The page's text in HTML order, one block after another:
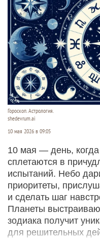
Гороскоп. Астрология.
shedevrum.ai
10 мая 2026 в 09:05
10 мая — день, когда
сплетаются в
испытаний. Небо
приоритеты,
и сделать шаг
Планеты
зодиака получит
для решительных